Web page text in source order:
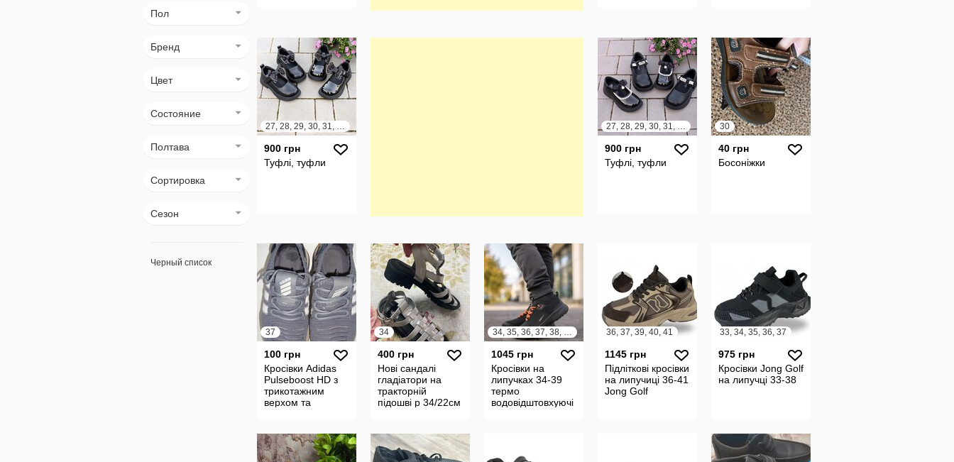
Пол
Бренд
Цвет
Состояние
Полтава
Сортировка
Сезон
Черный список
27, 28, 29, 30, 31, 32, 33, 34
900 грн
Туфлі, туфли
27, 28, 29, 30, 31, 32, 33, 34
900 грн
Туфлі, туфли
30
40 грн
Босоніжки
37
100 грн
Кросівки Adidas
Pulseboost HD з
трикотажним
верхом та
37 устілка 23 с
34
400 грн
Нові сандалі
гладіатори на
тракторній
підошві р 34/22см
34, 35, 36, 37, 38, 39
1045 грн
Кросівки на
липучках 34-39
термо
водовідштовхуючі
36, 37, 39, 40, 41
1145 грн
Підліткові кросівки
на липучиці 36-41
Jong Golf
33, 34, 35, 36, 37
975 грн
Кросівки Jong Golf
на липучці 33-38